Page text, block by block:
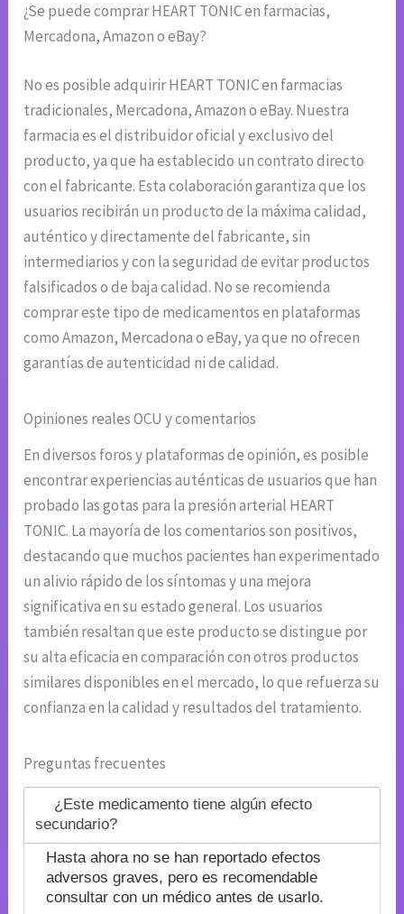
¿Se puede comprar HEART TONIC en farmacias,
Mercadona, Amazon o eBay?
No es posible adquirir HEART TONIC en farmacias
tradicionales, Mercadona, Amazon o eBay. Nuestra
farmacia es el distribuidor oficial y exclusivo del
producto, ya que ha establecido un contrato directo
con el fabricante. Esta colaboración garantiza que los
usuarios recibirán un producto de la máxima calidad,
auténtico y directamente del fabricante, sin
intermediarios y con la seguridad de evitar productos
falsificados o de baja calidad. No se recomienda
comprar este tipo de medicamentos en plataformas
como Amazon, Mercadona o eBay, ya que no ofrecen
garantías de autenticidad ni de calidad.
Opiniones reales OCU y comentarios
En diversos foros y plataformas de opinión, es posible
encontrar experiencias auténticas de usuarios que han
probado las gotas para la presión arterial HEART
TONIC. La mayoría de los comentarios son positivos,
destacando que muchos pacientes han experimentado
un alivio rápido de los síntomas y una mejora
significativa en su estado general. Los usuarios
también resaltan que este producto se distingue por
su alta eficacia en comparación con otros productos
similares disponibles en el mercado, lo que refuerza su
confianza en la calidad y resultados del tratamiento.
Preguntas frecuentes
¿Este medicamento tiene algún efecto
secundario?
Hasta ahora no se han reportado efectos
adversos graves, pero es recomendable
consultar con un médico antes de usarlo.